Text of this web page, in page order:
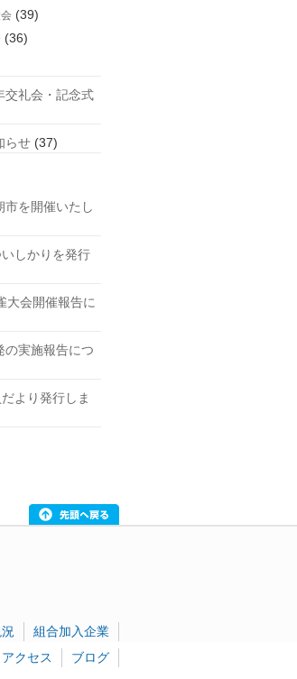
(39)
(36)
交礼会・記念式
らせ (37)
市を開催いたし
しかりを発行
大会開催報告に
の実施報告につ
より発行しま
組合加入企業
アクセス ブログ